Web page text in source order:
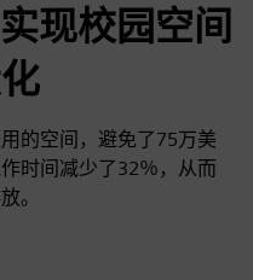
现校园空间
的空间，避免了75万美
时间减少了32％，从而
。